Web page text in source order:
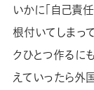
いかに「自己責
根付いてしまっ
クひとつ作るに
えていったら外